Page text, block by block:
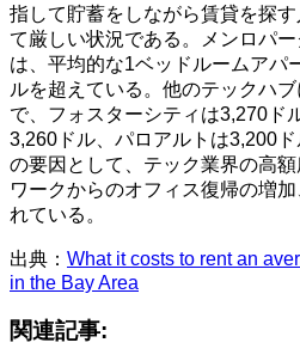
指して貯蓄をしながら賃貸を探
て厳しい状況である。メンロパ
は、平均的な1ベッドルームアパ
ルを超えている。他のテックハ
で、フォスターシティは3,270ド
3,260ドル、パロアルトは3,200
の要因として、テック業界の高
ワークからのオフィス復帰の増
れている。
出典： What it costs to rent an
in the Bay Area
関連記事: